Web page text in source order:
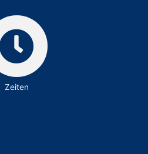
Zeiten